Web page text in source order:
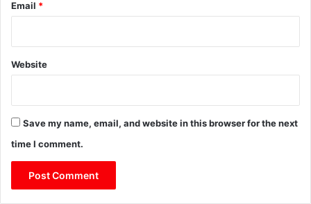
Email *
Website
Save my name, email, and website in this browser for the next
time I comment.